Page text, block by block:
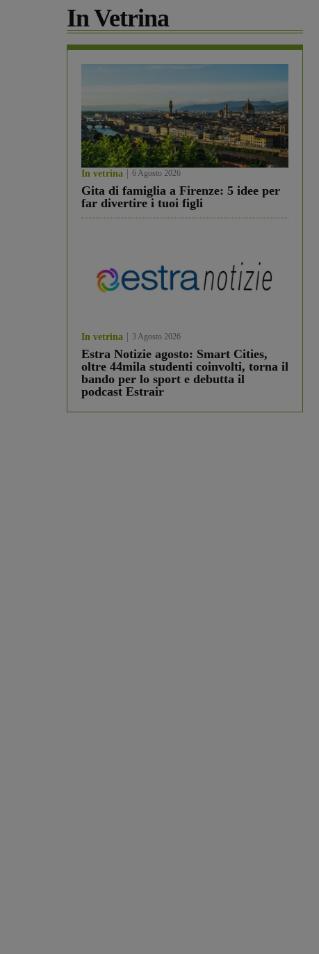
In Vetrina
In vetrina 6 Agosto 2026
Gita di famiglia a Firenze: 5 idee per
far divertire i tuoi figli
In vetrina 3 Agosto 2026
Estra Notizie agosto: Smart Cities,
oltre 44mila studenti coinvolti, torna il
bando per lo sport e debutta il
podcast Estrair